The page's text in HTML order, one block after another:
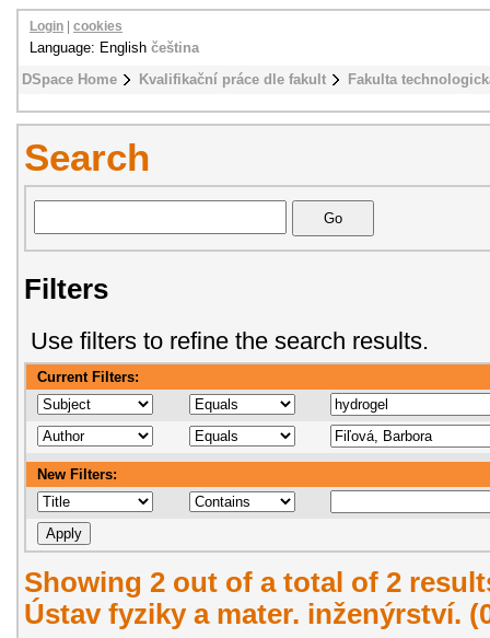
DSpace Home Kvalifikační práce dle fakult Fakulta
Login cookies
Language: English čeština
Search
Filters
Use filters to refine the search results.
Current Filters:
New Filters:
Showing 2 out of a total of 2
Ústav fyziky a mater. inženýrství.